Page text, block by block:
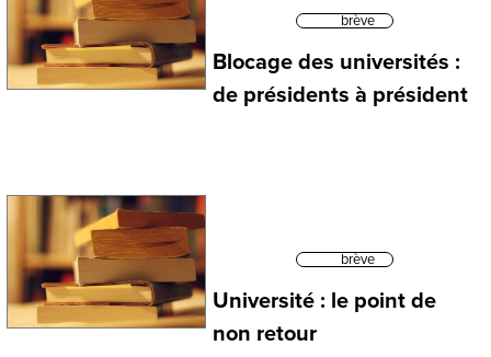
brève
Blocage des universités :
de présidents à président
brève
Université : le point de
non retour